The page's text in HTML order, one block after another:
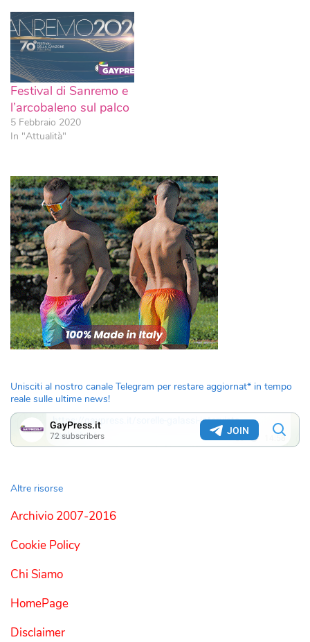
Festival di Sanremo e
l’arcobaleno sul palco
5 Febbraio 2020
In "Attualità"
Unisciti al nostro canale Telegram per restare aggiornat* in tempo
reale sulle ultime news!
Altre risorse
Archivio 2007-2016
Cookie Policy
Chi Siamo
HomePage
Disclaimer